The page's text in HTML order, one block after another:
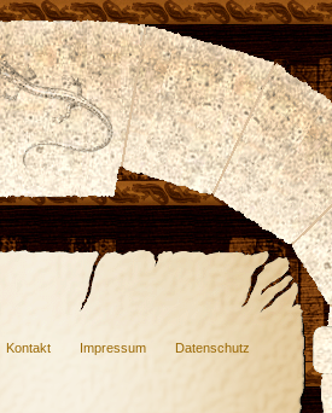
Kontakt Impressum Datenschutz